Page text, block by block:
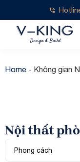
Home - Không gian
Nội thất